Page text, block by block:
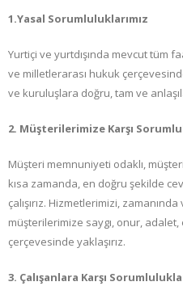
1.Yasal Sorumluluklarımız
Yurtiçi ve yurtdışında mevcut tüm
ve milletlerarası hukuk
ve kuruluşlara doğru, tam ve
2. Müşterilerimize Karşı
Müşteri memnuniyeti odaklı,
kısa zamanda, en doğru şekilde
çalışırız. Hizmetlerimizi,
müşterilerimize saygı, onur,
çerçevesinde yaklaşırız.
3. Çalışanlara Karşı